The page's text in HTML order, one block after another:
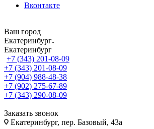
Вконтакте
Ваш город
Екатеринбург
Екатеринбург
+7 (343) 201-08-09
+7 (343) 201-08-09
+7 (904) 988-48-38
+7 (902) 275-67-89
+7 (343) 290-08-09
Заказать звонок
Екатеринбург, пер. Базовый, 43а